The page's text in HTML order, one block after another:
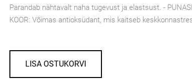
Parandab nähtavalt naha tugevust ja elastsust. -
KOOR: Võimas antioksüdant, mis kaitseb
LISA OSTUKORVI